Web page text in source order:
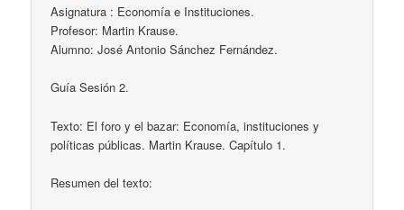
Asignatura : Economía e Instituciones.
Profesor: Martin Krause.
Alumno: José Antonio Sánchez Fernández.
Guía Sesión 2.
Texto: El foro y el bazar: Economía, instituciones y
políticas públicas. Martin Krause. Capítulo 1.
Resumen del texto: